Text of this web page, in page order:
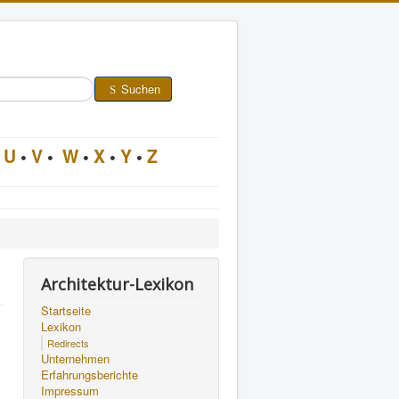
Suchen
U • V • W • X • Y • Z
Architektur-Lexikon
Startseite
Lexikon
Redirects
Unternehmen
Erfahrungsberichte
Impressum